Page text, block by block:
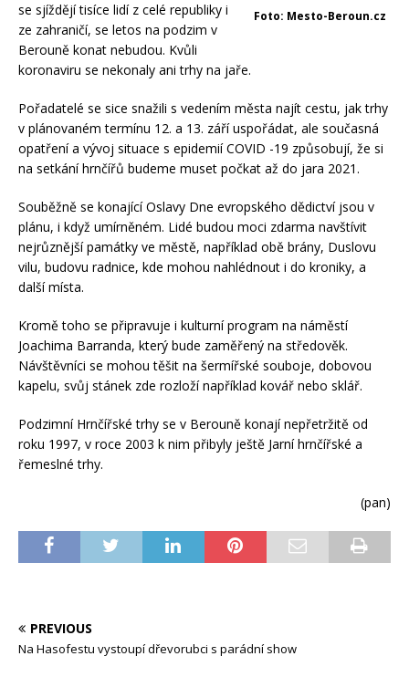
Foto: Mesto-Beroun.cz
se sjíždějí tisíce lidí z celé republiky i
ze zahraničí, se letos na podzim v
Berouně konat nebudou. Kvůli
koronaviru se nekonaly ani trhy na jaře.
Pořadatelé se sice snažili s vedením města najít cestu, jak trhy
v plánovaném termínu 12. a 13. září uspořádat, ale současná
opatření a vývoj situace s epidemií COVID -19 způsobují, že si
na setkání hrnčířů budeme muset počkat až do jara 2021.
Souběžně se konající Oslavy Dne evropského dědictví jsou v
plánu, i když umírněném. Lidé budou moci zdarma navštívit
nejrůznější památky ve městě, například obě brány, Duslovu
vilu, budovu radnice, kde mohou nahlédnout i do kroniky, a
další místa.
Kromě toho se připravuje i kulturní program na náměstí
Joachima Barranda, který bude zaměřený na středověk.
Návštěvníci se mohou těšit na šermířské souboje, dobovou
kapelu, svůj stánek zde rozloží například kovář nebo sklář.
Podzimní Hrnčířské trhy se v Berouně konají nepřetržitě od
roku 1997, v roce 2003 k nim přibyly ještě Jarní hrnčířské a
řemeslné trhy.
(pan)
PREVIOUS
Na Hasofestu vystoupí dřevorubci s parádní show